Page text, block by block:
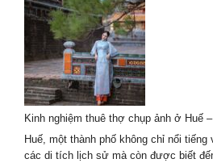
Gia
Đình
Mùa
Hè
Tại
Đà
Nẵng
Với
Khung
Cảnh
Kinh nghiệm thuê thợ chụp ảnh ở Huế
Huế, một thành phố không chỉ nổi
các di tích lịch sử mà còn được biết